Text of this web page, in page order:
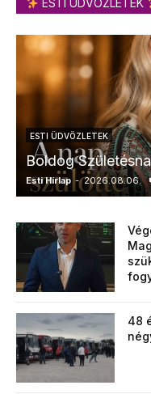
ESTI ÜDVÖZLETEK
ESTI ÜDVÖZLETEK
Boldog
Esti Hírlap - 2026.08.06.
48